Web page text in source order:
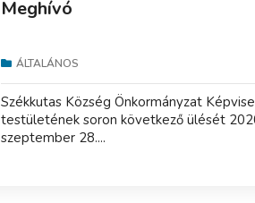
Meghívó
ÁLTALÁNOS
Székkutas Község Önkormányzat
testületének soron következő ülését
szeptember 28....